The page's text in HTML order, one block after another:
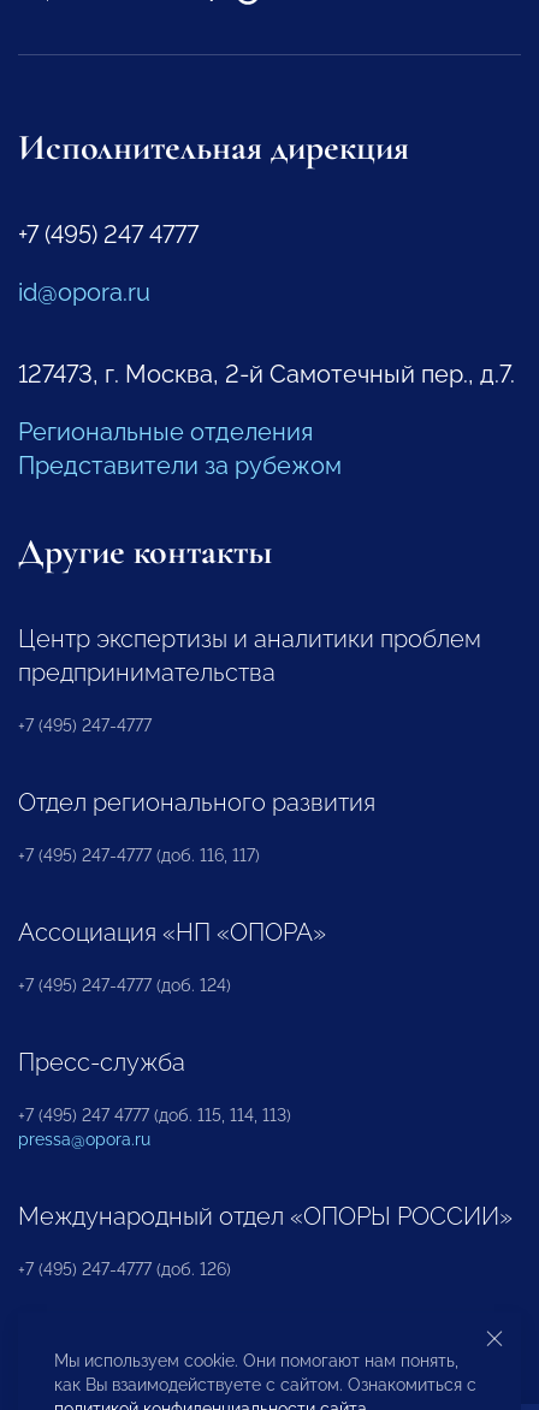
Исполнительная дирекция
+7 (495) 247 4777
id@opora.ru
127473, г. Москва, 2-й Самотечный пер., д.7.
Региональные отделения
Представители за рубежом
Другие контакты
Центр экспертизы и аналитики проблем
предпринимательства
+7 (495) 247-4777
Отдел регионального развития
+7 (495) 247-4777 (доб. 116, 117)
Ассоциация «НП «ОПОРА»
+7 (495) 247-4777 (доб. 124)
Пресс-служба
+7 (495) 247 4777 (доб. 115, 114, 113)
pressa@opora.ru
Международный отдел «ОПОРЫ РОССИИ»
+7 (495) 247-4777 (доб. 126)
Бюро по защите прав предпринимателей и
инвесторов
Мы используем cookie. Они помогают нам понять,
как Вы взаимодействуете с сайтом. Ознакомиться с